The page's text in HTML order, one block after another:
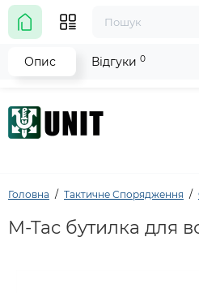
Головна Тактичне Спорядження
M-Tac бутилка для
Опис Відгуки 0